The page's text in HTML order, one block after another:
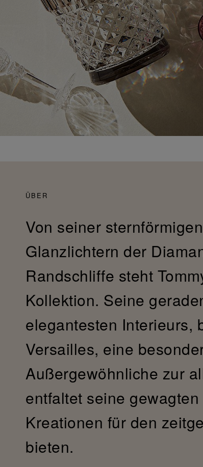
ÜBER
Von seiner
Glanzlichtern der
Randschliffe steht
Kollektion. Seine
elegantesten Interieurs,
Versailles, eine
Außergewöhnliche zur
entfaltet seine
Kreationen für den
bieten.